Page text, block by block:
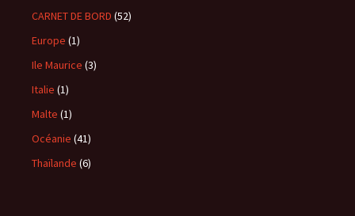
CARNET DE BORD (52)
Europe (1)
Ile Maurice (3)
Italie (1)
Malte (1)
Océanie (41)
Thaïlande (6)